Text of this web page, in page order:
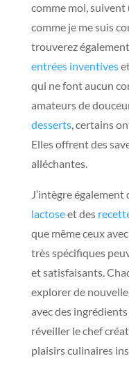
comme moi,
comme je me suis
trouverez
entrées inventives
qui ne font aucun
amateurs de
desserts, certains
Elles offrent des
alléchantes.
J’intègre également
lactoseet des
que même ceux
très spécifiques
et satisfaisants.
explorer de
avec des
réveiller le chef
plaisirs culinaires